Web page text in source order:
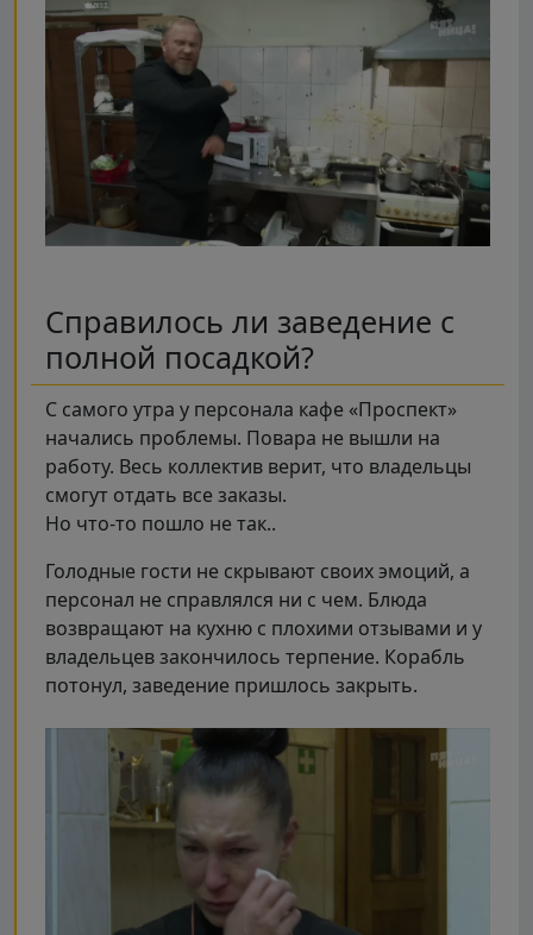
Справилось ли заведение с
полной посадкой?
С самого утра у персонала кафе «Проспект»
начались проблемы. Повара не вышли на
работу. Весь коллектив верит, что владельцы
смогут отдать все заказы.
Но что-то пошло не так..
Голодные гости не скрывают своих эмоций, а
персонал не справлялся ни с чем. Блюда
возвращают на кухню с плохими отзывами и у
владельцев закончилось терпение. Корабль
потонул, заведение пришлось закрыть.